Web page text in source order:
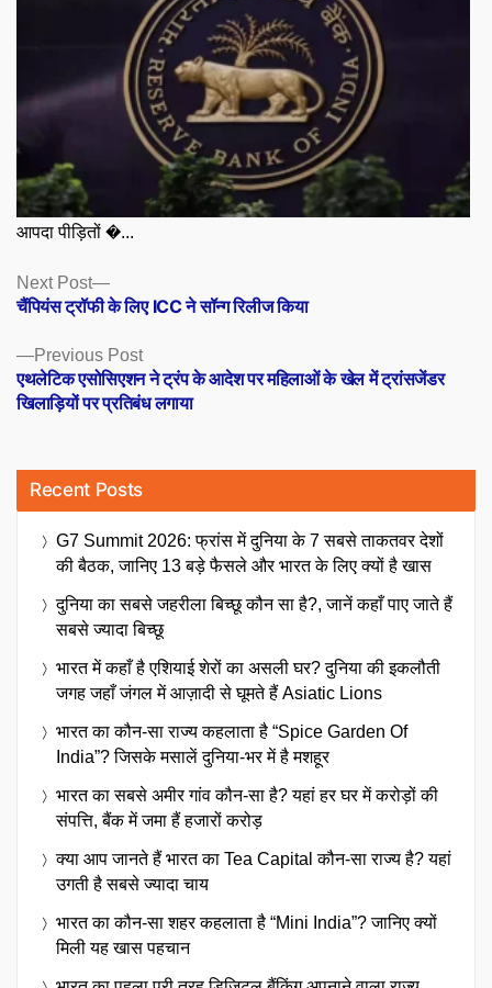
आपदा पीड़ितों �...
Posts
navigation
Previous PostPrevious
post:
एथलेटिक एसोसिएशन ने ट्रंप के आदेश पर महिलाओं के खेल में ट्रांसजेंडर
खिलाड़ियों पर प्रतिबंध लगाया
Next Post
Next
post:
चैंपियंस ट्रॉफी के लिए ICC ने सॉन्ग रिलीज किया
Recent Posts
G7 Summit 2026: फ्रांस में दुनिया के 7 सबसे ताकतवर देशों
की बैठक, जानिए 13 बड़े फैसले और भारत के लिए क्यों है खास
दुनिया का सबसे जहरीला बिच्छू कौन सा है?, जानें कहाँ पाए जाते हैं
सबसे ज्यादा बिच्छू
भारत में कहाँ है एशियाई शेरों का असली घर? दुनिया की इकलौती
जगह जहाँ जंगल में आज़ादी से घूमते हैं Asiatic Lions
भारत का कौन-सा राज्य कहलाता है “Spice Garden Of
India”? जिसके मसालें दुनिया-भर में है मशहूर
भारत का सबसे अमीर गांव कौन-सा है? यहां हर घर में करोड़ों की
संपत्ति, बैंक में जमा हैं हजारों करोड़
क्या आप जानते हैं भारत का Tea Capital कौन-सा राज्य है? यहां
उगती है सबसे ज्यादा चाय
भारत का कौन-सा शहर कहलाता है “Mini India”? जानिए क्यों
मिली यह खास पहचान